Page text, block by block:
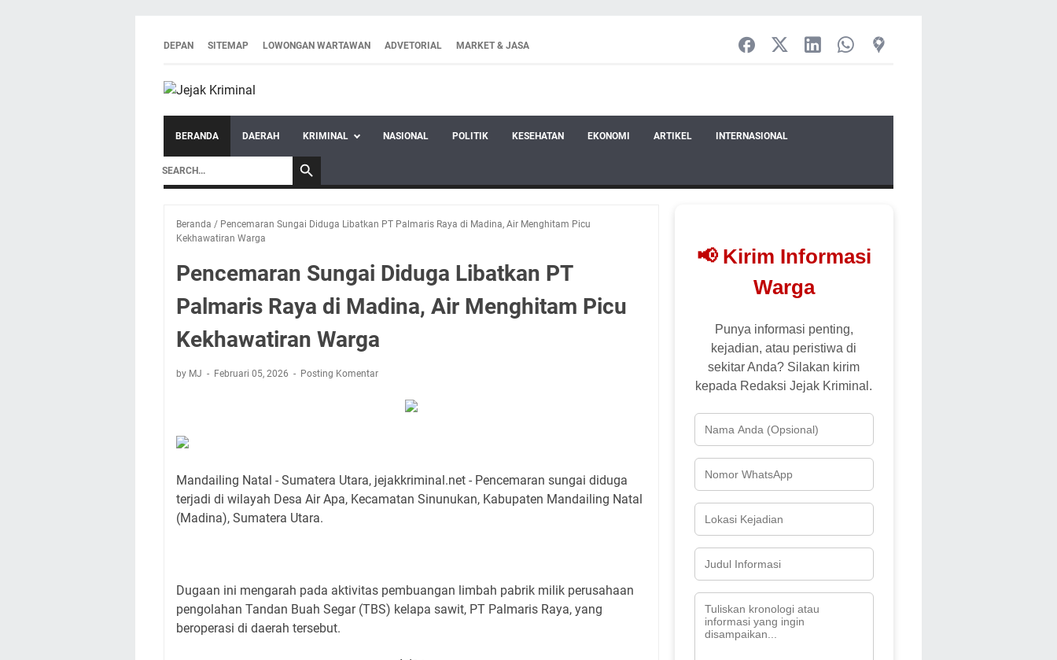
DEPAN SITEMAP LOWONGAN WARTAWAN ADVETORIAL MARKET & JASA
BERANDA DAERAH KRIMINAL NASIONAL POLITIK KESEHATAN EKONOMI ARTIKEL INTERNASIONAL
Beranda / Pencemaran Sungai Diduga Libatkan PT Palmaris Raya di Madina, Air Menghitam Picu
Kekhawatiran Warga
Pencemaran Sungai Diduga Libatkan PT
Palmaris Raya di Madina, Air Menghitam Picu
Kekhawatiran Warga
by MJ Februari 05, 2026 Posting Komentar
Mandailing Natal - Sumatera Utara, jejakkriminal.net - Pencemaran sungai diduga
terjadi di wilayah Desa Air Apa, Kecamatan Sinunukan, Kabupaten Mandailing Natal
(Madina), Sumatera Utara.
Dugaan ini mengarah pada aktivitas pembuangan limbah pabrik milik perusahaan
pengolahan Tandan Buah Segar (TBS) kelapa sawit, PT Palmaris Raya, yang
beroperasi di daerah tersebut.
📢 Kirim Informasi
Warga
Punya informasi penting,
kejadian, atau peristiwa di
sekitar Anda? Silakan kirim
kepada Redaksi Jejak Kriminal.